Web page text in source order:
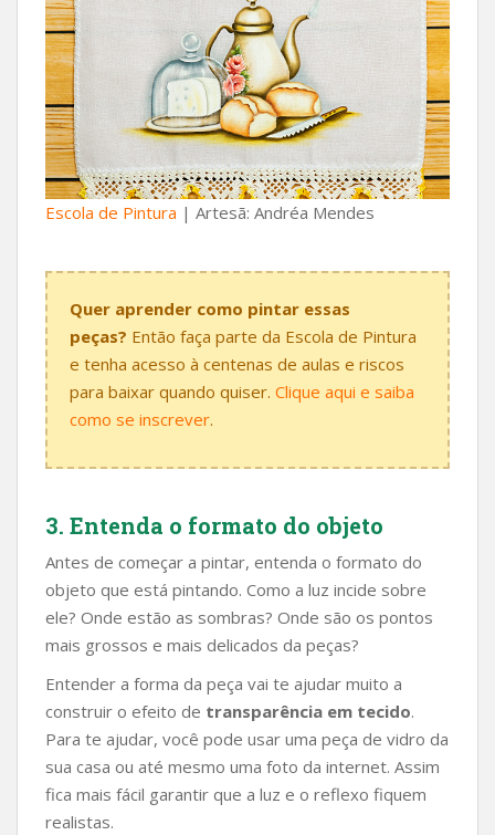
Escola de Pintura | Artesã: Andréa Mendes
Quer aprender como pintar essas
peças? Então faça parte da Escola de Pintura
e tenha acesso à centenas de aulas e riscos
para baixar quando quiser. Clique aqui e saiba
como se inscrever.
3. Entenda o formato do objeto
Antes de começar a pintar, entenda o formato do
objeto que está pintando. Como a luz incide sobre
ele? Onde estão as sombras? Onde são os pontos
mais grossos e mais delicados da peças?
Entender a forma da peça vai te ajudar muito a
construir o efeito de transparência em tecido.
Para te ajudar, você pode usar uma peça de vidro da
sua casa ou até mesmo uma foto da internet. Assim
fica mais fácil garantir que a luz e o reflexo fiquem
realistas.